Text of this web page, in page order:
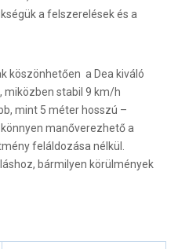
a felszerelések és a
köszönhetően a Dea kiváló
miközben stabil 9 km/h
mint 5 méter hosszú –
manőverezhető a
feláldozása nélkül.
bármilyen körülmények